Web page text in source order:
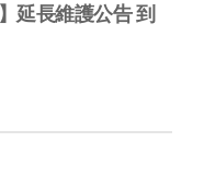
延長維護公告 到